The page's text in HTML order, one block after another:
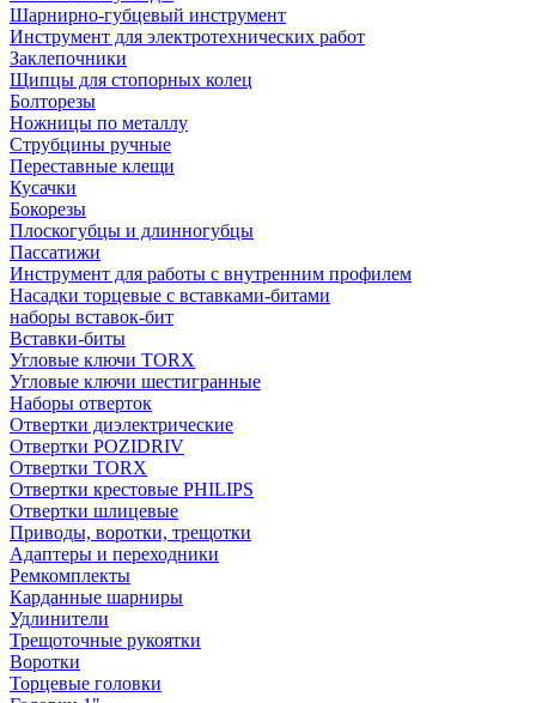
Шарнирно-губцевый инструмент
Инструмент для электротехнических работ
Заклепочники
Щипцы для стопорных колец
Болторезы
Ножницы по металлу
Струбцины ручные
Переставные клещи
Кусачки
Бокорезы
Плоскогубцы и длинногубцы
Пассатижи
Инструмент для работы с внутренним профилем
Насадки торцевые с вставками-битами
наборы вставок-бит
Вставки-биты
Угловые ключи TORX
Угловые ключи шестигранные
Наборы отверток
Отвертки диэлектрические
Отвертки POZIDRIV
Отвертки TORX
Отвертки крестовые PHILIPS
Отвертки шлицевые
Приводы, воротки, трещотки
Адаптеры и переходники
Ремкомплекты
Карданные шарниры
Удлинители
Трещоточные рукоятки
Воротки
Торцевые головки